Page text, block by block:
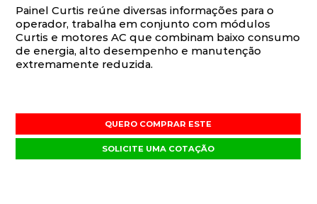
Painel Curtis reúne diversas informações para o
operador, trabalha em conjunto com módulos
Curtis e motores AC que combinam baixo consumo
de energia, alto desempenho e manutenção
extremamente reduzida.
QUERO COMPRAR ESTE
SOLICITE UMA COTAÇÃO